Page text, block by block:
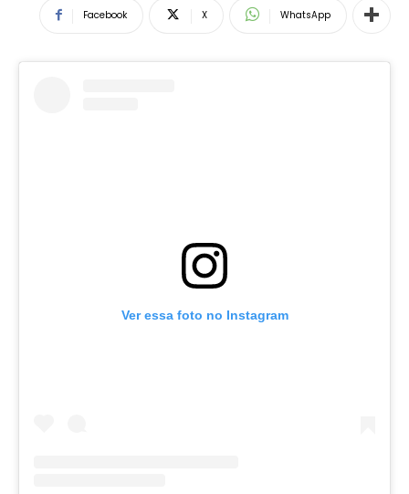
Facebook X WhatsApp
Ver essa foto no Instagram